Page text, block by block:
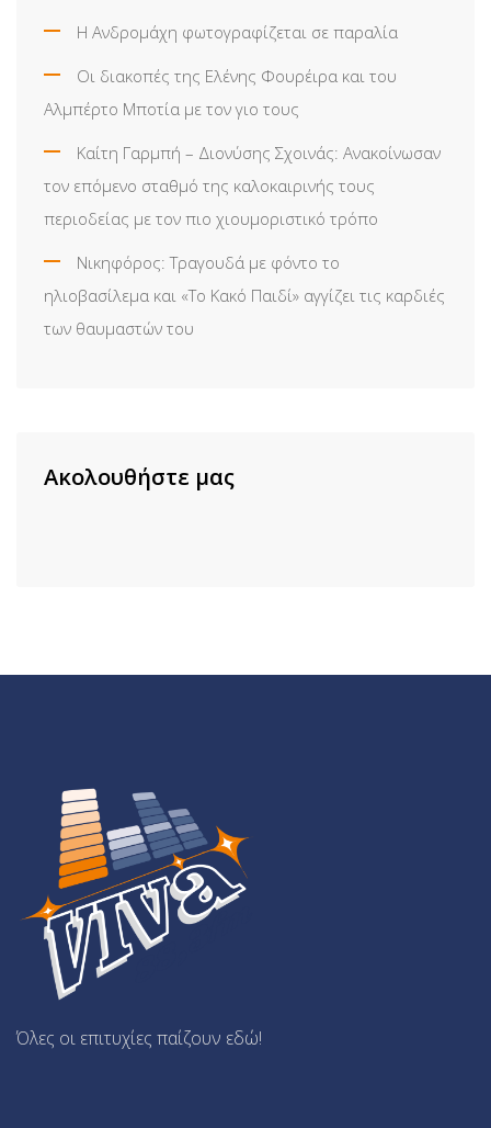
Η Ανδρομάχη φωτογραφίζεται σε παραλία
Οι διακοπές της Ελένης Φουρέιρα και του
Αλμπέρτο Μποτία με τον γιο τους
Καίτη Γαρμπή – Διονύσης Σχοινάς: Ανακοίνωσαν
τον επόμενο σταθμό της καλοκαιρινής τους
περιοδείας με τον πιο χιουμοριστικό τρόπο
Νικηφόρος: Τραγουδά με φόντο το
ηλιοβασίλεμα και «Το Κακό Παιδί» αγγίζει τις καρδιές
των θαυμαστών του
Ακολουθήστε μας
Όλες οι επιτυχίες παίζουν εδώ!